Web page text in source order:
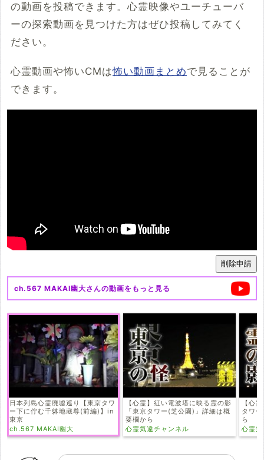
の動画を投稿できます。心霊映像やユーチューバ
ーの探索動画を見つけた方はぜひ投稿してみてく
ださい。
心霊動画や怖いCMは怖い動画まとめで見ることが
できます。
ch.567 MAKAI幽大さんの動画をもっと見る
日本列島心霊廃墟巡り【東京タワ
ー下に佇む千躰地蔵尊(前編)】in
東京
ch.567 MAKAI幽大
【心霊】紅い電波塔に映る霊の影
「東京タワー(芝公園)」詳細は概
要欄から
心霊気違チャンネル
【心
タワ
ら
心霊